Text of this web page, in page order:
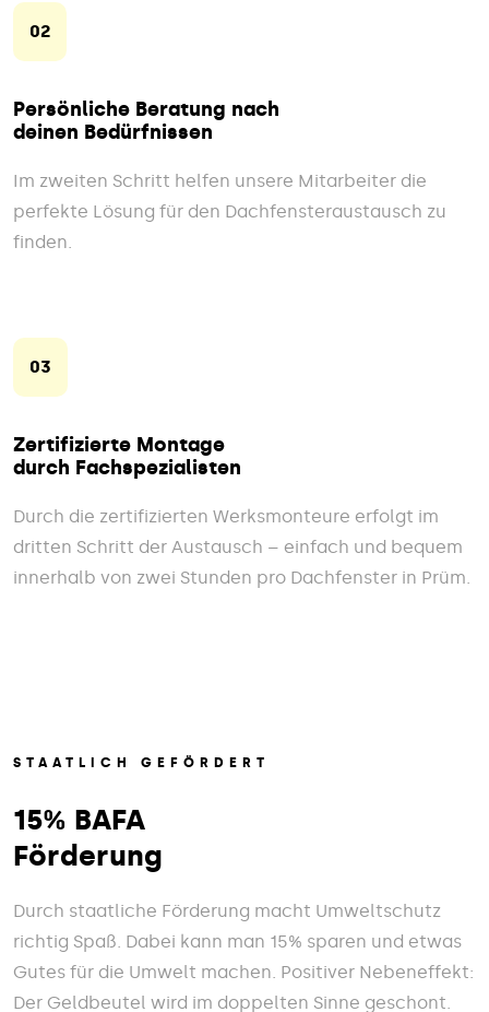
02
Persönliche Beratung nach
deinen Bedürfnissen
Im zweiten Schritt helfen unsere Mitarbeiter die
perfekte Lösung für den Dachfensteraustausch zu
finden.
03
Zertifizierte Montage
durch Fachspezialisten
Durch die zertifizierten Werksmonteure erfolgt im
dritten Schritt der Austausch – einfach und bequem
innerhalb von zwei Stunden pro Dachfenster in Prüm.
STAATLICH GEFÖRDERT
15% BAFA
Förderung
Durch staatliche Förderung macht Umweltschutz
richtig Spaß. Dabei kann man 15% sparen und etwas
Gutes für die Umwelt machen. Positiver Nebeneffekt:
Der Geldbeutel wird im doppelten Sinne geschont.